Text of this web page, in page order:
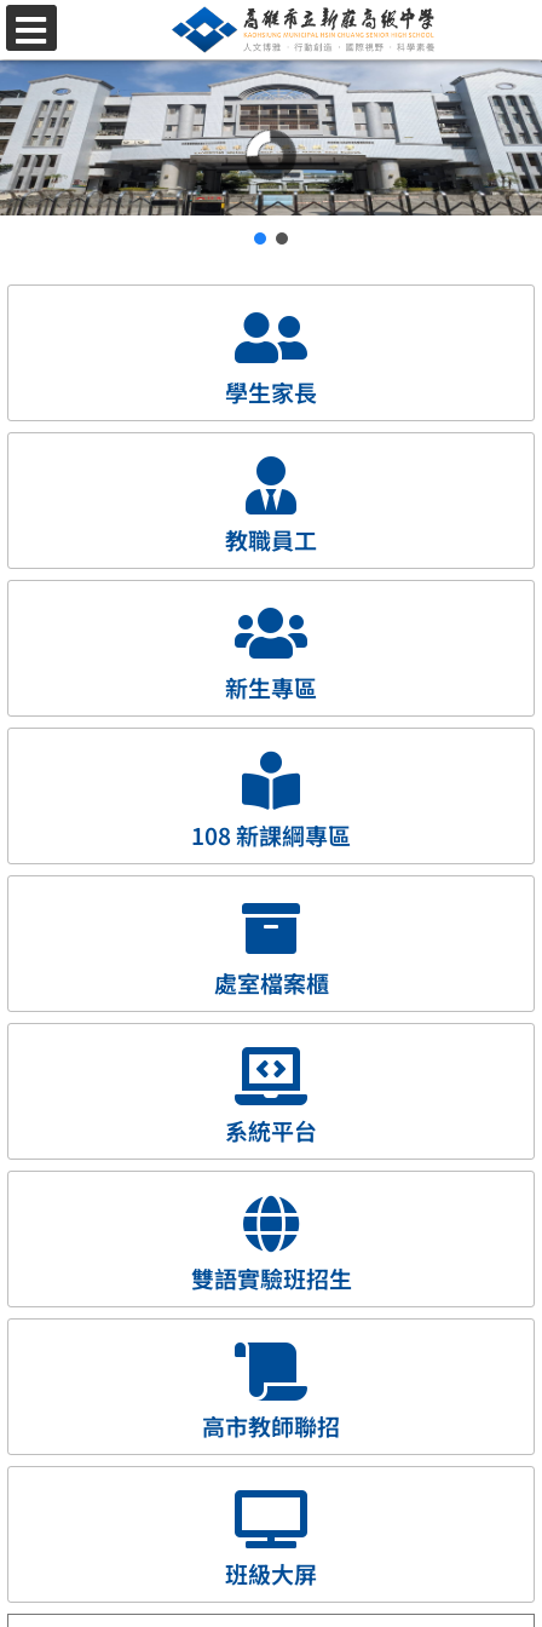
跳
至
主
要
內
容
選
單
學生家長
教職員工
新生專區
108 新課綱專區
處室檔案櫃
系統平台
雙語實驗班招生
高市教師聯招
班級大屏